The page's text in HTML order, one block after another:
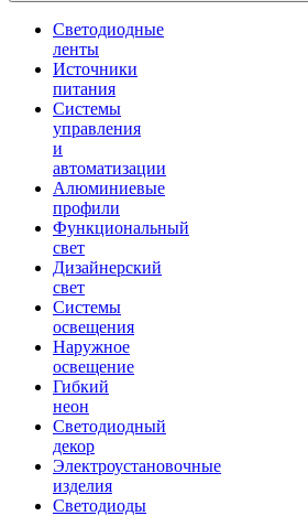
Светодиодные
ленты
Источники
питания
Системы
управления
и
автоматизации
Алюминиевые
профили
Функциональный
свет
Дизайнерский
свет
Системы
освещения
Наружное
освещение
Гибкий
неон
Светодиодный
декор
Электроустановочные
изделия
Светодиоды